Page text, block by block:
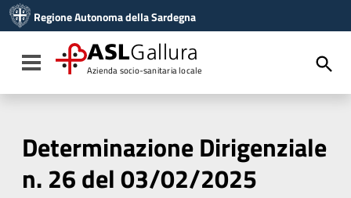
Vai al menu di navigazione
Vai al footer
Regione Autonoma della Sardegna
Toggle navigation
ASLGallura
Azienda socio-sanitaria locale
Determinazione Dirigenziale
n. 26 del 03/02/2025